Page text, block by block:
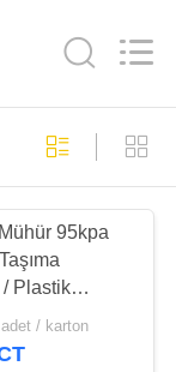
95kpa
/ Plastik
/ karton